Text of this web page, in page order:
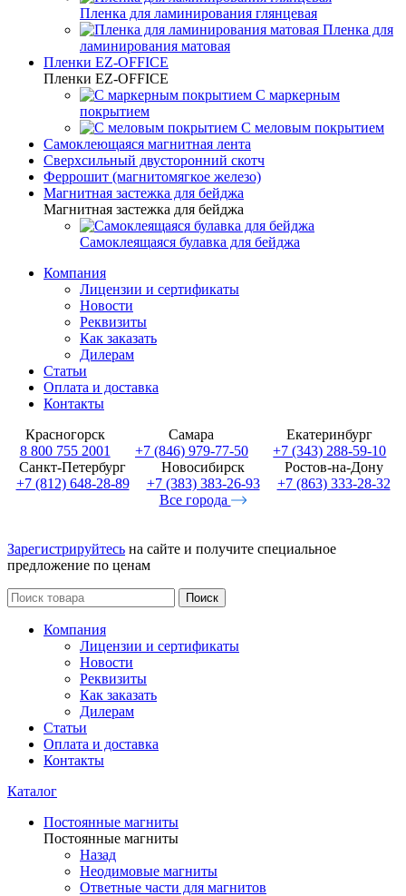
Пленка для ламинирования глянцевая
Пленка для
ламинирования матовая
Пленки EZ-OFFICE
Пленки EZ-OFFICE
С маркерным
покрытием
С меловым покрытием
Самоклеющаяся магнитная лента
Сверхсильный двусторонний скотч
Феррошит (магнитомягкое железо)
Магнитная застежка для бейджа
Магнитная застежка для бейджа
Самоклеящаяся булавка для бейджа
Компания
Лицензии и сертификаты
Новости
Реквизиты
Как заказать
Дилерам
Статьи
Оплата и доставка
Контакты
Красногорск
8 800 755 2001
Самара
+7 (846) 979-77-50
Екатеринбург
+7 (343) 288-59-10
Санкт-Петербург
+7 (812) 648-28-89
Новосибирск
+7 (383) 383-26-93
Ростов-на-Дону
+7 (863) 333-28-32
Все города
Зарегистрируйтесь на сайте и получите специальное
предложение по ценам
Поиск
Компания
Лицензии и сертификаты
Новости
Реквизиты
Как заказать
Дилерам
Статьи
Оплата и доставка
Контакты
Каталог
Постоянные магниты
Постоянные магниты
Назад
Неодимовые магниты
Ответные части для магнитов